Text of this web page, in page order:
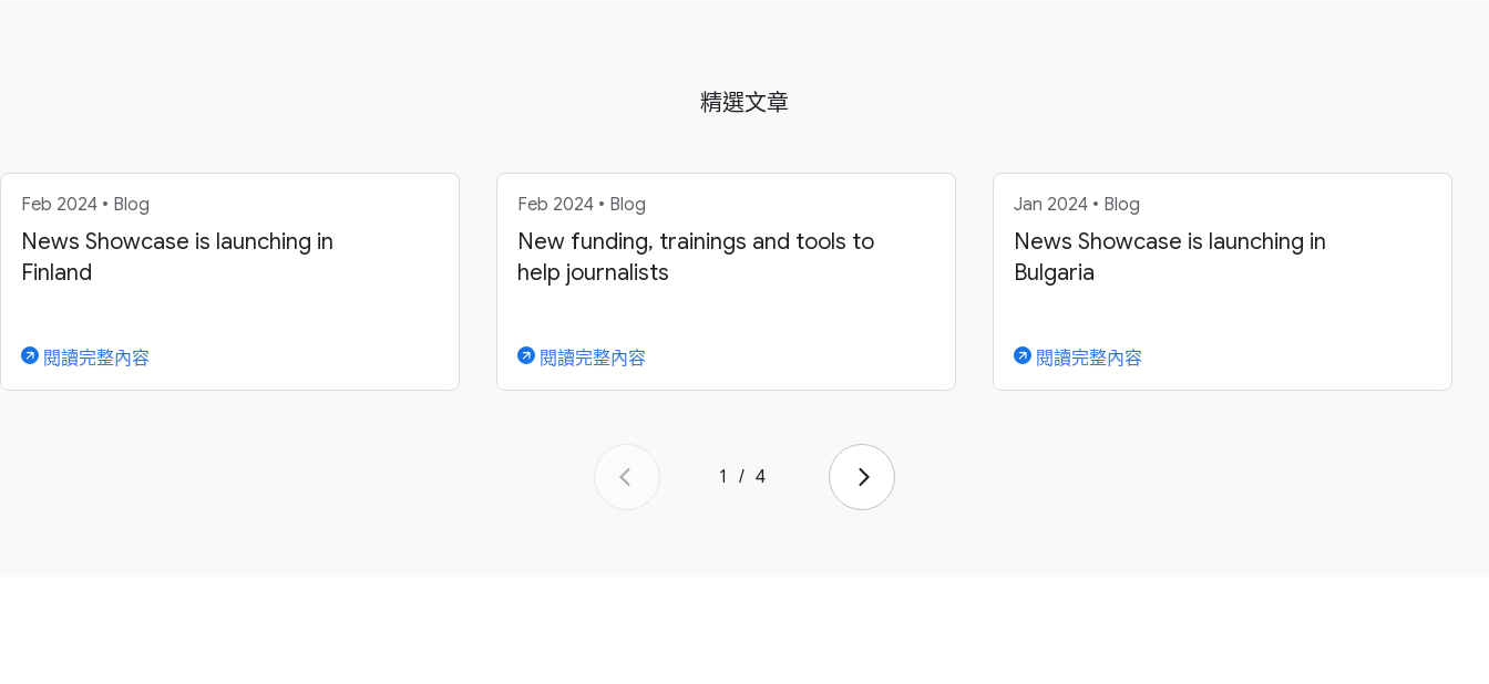
精選文章
Feb 2024 • Blog
News Showcase is launching in
Finland
閱讀完整內容
Feb 2024 • Blog
New funding, trainings and tools to
help journalists
閱讀完整內容
Jan 2024 • Blog
News Showcase is launching in
Bulgaria
閱讀完整內容
1 /4